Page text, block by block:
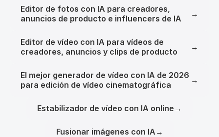
Editor de fotos con IA para creadores,
anuncios de producto e influencers de IA
→
Editor de vídeo con IA para vídeos de
creadores, anuncios y clips de producto
→
El mejor generador de vídeo con IA de 2026
para edición de vídeo cinematográfica
→
Estabilizador de vídeo con IA online →
Fusionar imágenes con IA →